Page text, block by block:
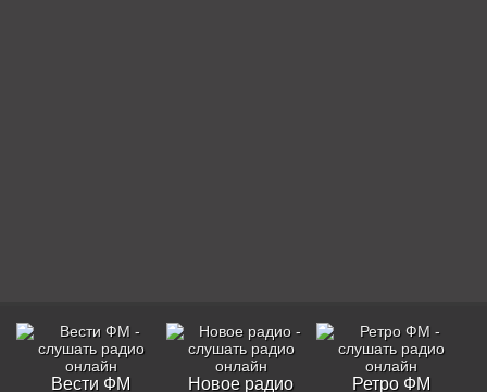
Вести ФМ Новое радио Ретро ФМ